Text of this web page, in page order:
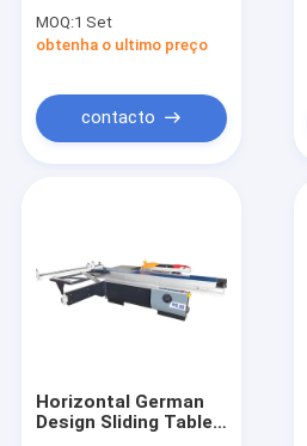
working machine for
cutting panel
MOQ:1 Set
obtenha o ultimo preço
contacto
Horizontal German
Design Sliding Table